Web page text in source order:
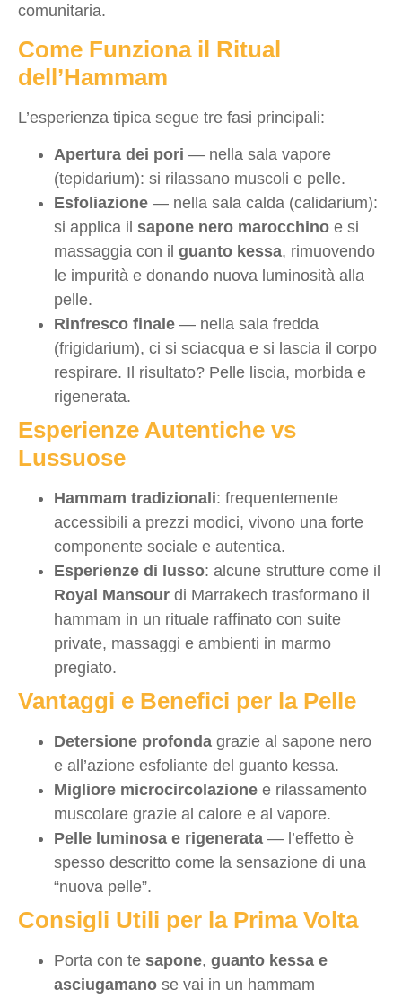
comunitaria.
Come Funziona il Ritual
dell’Hammam
L’esperienza tipica segue tre fasi principali:
Apertura dei pori — nella sala vapore
(tepidarium): si rilassano muscoli e pelle.
Esfoliazione — nella sala calda (calidarium):
si applica il sapone nero marocchino e si
massaggia con il guanto kessa, rimuovendo
le impurità e donando nuova luminosità alla
pelle.
Rinfresco finale — nella sala fredda
(frigidarium), ci si sciacqua e si lascia il corpo
respirare. Il risultato? Pelle liscia, morbida e
rigenerata.
Esperienze Autentiche vs
Lussuose
Hammam tradizionali: frequentemente
accessibili a prezzi modici, vivono una forte
componente sociale e autentica.
Esperienze di lusso: alcune strutture come il
Royal Mansour di Marrakech trasformano il
hammam in un rituale raffinato con suite
private, massaggi e ambienti in marmo
pregiato.
Vantaggi e Benefici per la Pelle
Detersione profonda grazie al sapone nero
e all’azione esfoliante del guanto kessa.
Migliore microcircolazione e rilassamento
muscolare grazie al calore e al vapore.
Pelle luminosa e rigenerata — l’effetto è
spesso descritto come la sensazione di una
“nuova pelle”.
Consigli Utili per la Prima Volta
Porta con te sapone, guanto kessa e
asciugamano se vai in un hammam